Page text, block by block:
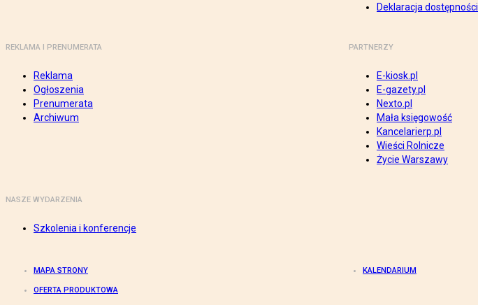
Deklaracja dostępności
REKLAMA I PRENUMERATA
Reklama
Ogłoszenia
Prenumerata
Archiwum
PARTNERZY
E-kiosk.pl
E-gazety.pl
Nexto.pl
Mała księgowość
Kancelarierp.pl
Wieści Rolnicze
Życie Warszawy
NASZE WYDARZENIA
Szkolenia i konferencje
MAPA STRONY KALENDARIUM
OFERTA PRODUKTOWA